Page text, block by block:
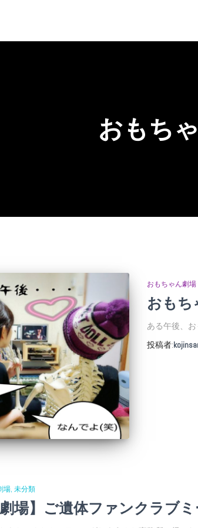
おもち
おもちゃん劇場
おもち
ある午後、
投稿者:
場 未分類
劇場】ご遺体ファンクラブ